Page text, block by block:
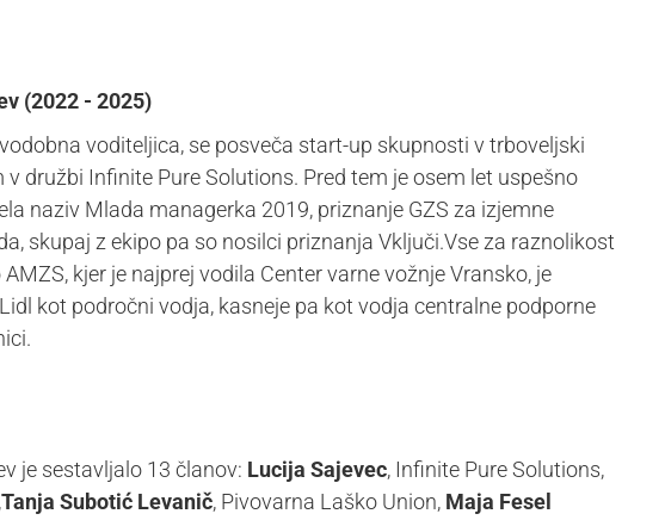
(2022 - 2025)
voditeljica, se posveča start-up skupnosti v trboveljski
družbi Infinite Pure Solutions. Pred tem je osem let uspešno
naziv Mlada managerka 2019, priznanje GZS za izjemne
skupaj z ekipo pa so nosilci priznanja Vključi.Vse za raznolikost
kjer je najprej vodila Center varne vožnje Vransko, je
kot področni vodja, kasneje pa kot vodja centralne podporne
je sestavljalo 13 članov: Lucija Sajevec, Infinite Pure Solutions,
Tanja Subotić Levanič, Pivovarna Laško Union, Maja Fesel